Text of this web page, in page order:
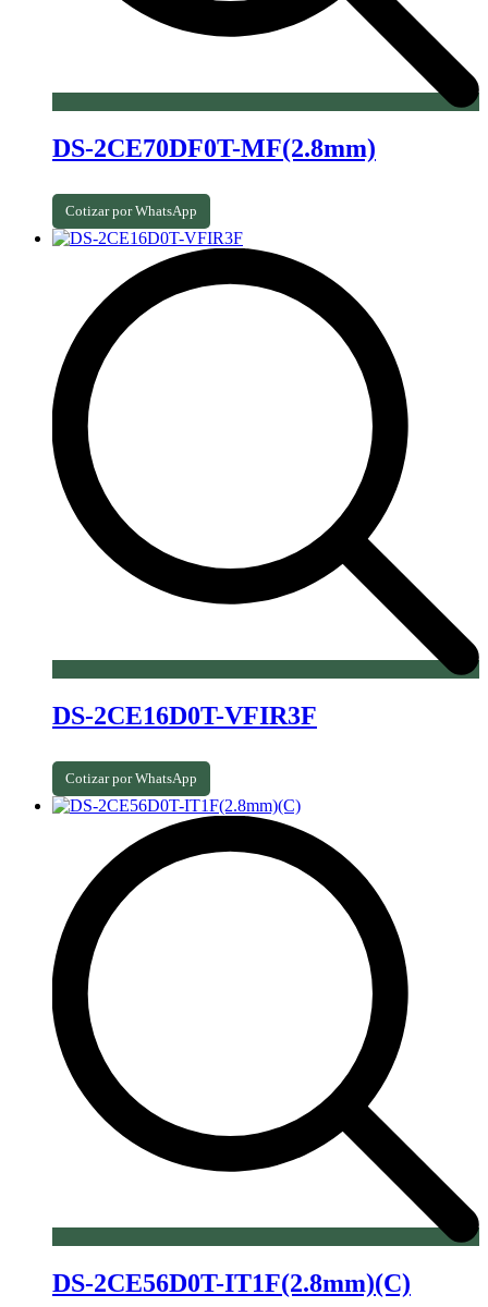
DS-2CE70DF0T-MF(2.8mm)
Cotizar por WhatsApp
DS-2CE16D0T-VFIR3F
Cotizar por WhatsApp
DS-2CE56D0T-IT1F(2.8mm)(C)